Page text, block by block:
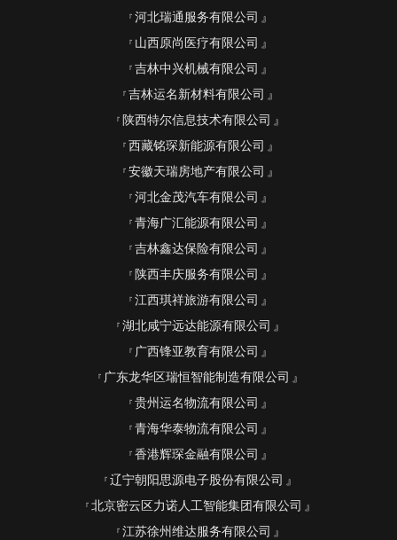
河北瑞通服务有限公司
山西原尚医疗有限公司
吉林中兴机械有限公司
吉林运名新材料有限公司
陕西特尔信息技术有限公司
西藏铭琛新能源有限公司
安徽天瑞房地产有限公司
河北金茂汽车有限公司
青海广汇能源有限公司
吉林鑫达保险有限公司
陕西丰庆服务有限公司
江西琪祥旅游有限公司
湖北咸宁远达能源有限公司
广西锋亚教育有限公司
广东龙华区瑞恒智能制造有限公司
贵州运名物流有限公司
青海华泰物流有限公司
香港辉琛金融有限公司
辽宁朝阳思源电子股份有限公司
北京密云区力诺人工智能集团有限公司
江苏徐州维达服务有限公司